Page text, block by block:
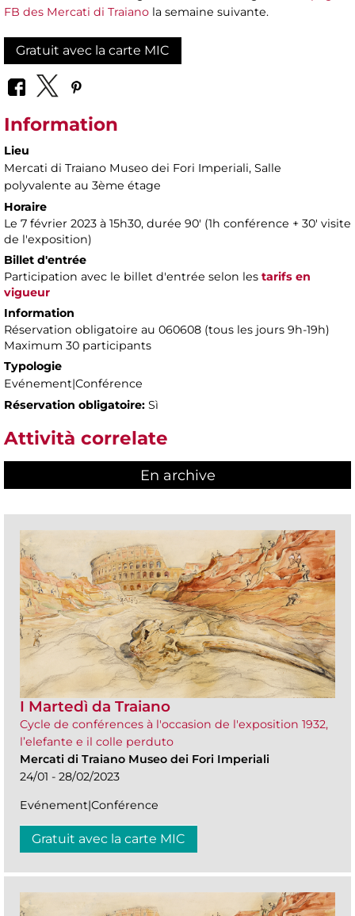
FB des Mercati di Traiano la semaine suivante.
Gratuit avec la carte MIC
Information
Lieu
Mercati di Traiano Museo dei Fori Imperiali, Salle
polyvalente au 3ème étage
Horaire
Le 7 février 2023 à 15h30, durée 90' ​​(1h conférence + 30' visite
de l'exposition)
Billet d'entrée
Participation avec le billet d'entrée selon les tarifs en
vigueur
Information
Réservation obligatoire au 060608 (tous les jours 9h-19h)
Maximum 30 participants
Typologie
Evénement|Conférence
Réservation obligatoire: Sì
Attività correlate
En archive
I Martedì da Traiano
Cycle de conférences à l'occasion de l'exposition 1932,
l’elefante e il colle perduto
Mercati di Traiano Museo dei Fori Imperiali
24/01 - 28/02/2023
Evénement|Conférence
Gratuit avec la carte MIC